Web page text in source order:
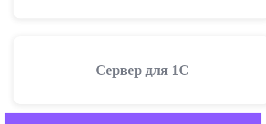
Cервер для 1С